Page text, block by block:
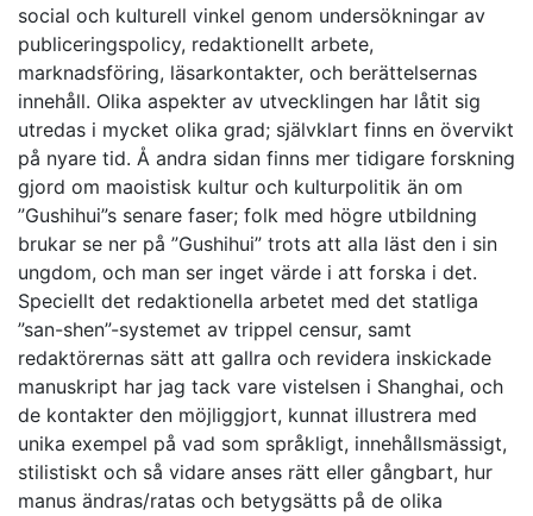
social och kulturell vinkel genom undersökningar av
publiceringspolicy, redaktionellt arbete,
marknadsföring, läsarkontakter, och berättelsernas
innehåll. Olika aspekter av utvecklingen har låtit sig
utredas i mycket olika grad; självklart finns en övervikt
på nyare tid. Å andra sidan finns mer tidigare forskning
gjord om maoistisk kultur och kulturpolitik än om
”Gushihui”s senare faser; folk med högre utbildning
brukar se ner på ”Gushihui” trots att alla läst den i sin
ungdom, och man ser inget värde i att forska i det.
Speciellt det redaktionella arbetet med det statliga
”san-shen”-systemet av trippel censur, samt
redaktörernas sätt att gallra och revidera inskickade
manuskript har jag tack vare vistelsen i Shanghai, och
de kontakter den möjliggjort, kunnat illustrera med
unika exempel på vad som språkligt, innehållsmässigt,
stilistiskt och så vidare anses rätt eller gångbart, hur
manus ändras/ratas och betygsätts på de olika